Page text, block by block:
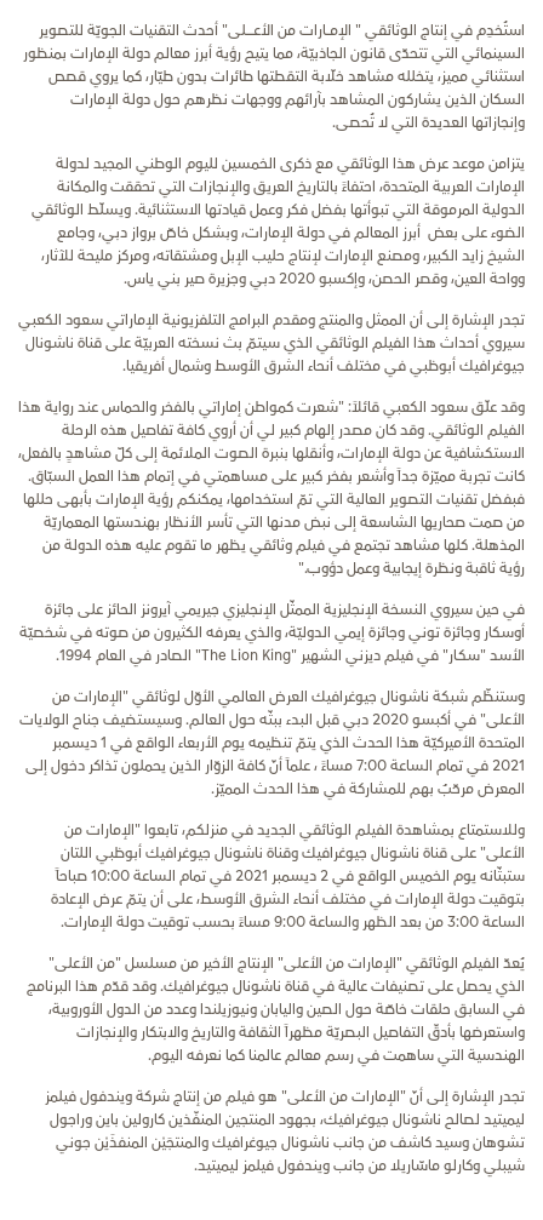
استُخدِم في إنتاج الوثائقي " الإمـــارات من الأعــــــلى" أحدث التقنيات الجويّة للتصوير
السينمائي التي تتحدّى قانون الجاذبيّة، مما يتيح رؤية أبرز معالم دولة الإمارات بمنظور
استثنائي مميز، يتخلله مشاهد خلّابة التقطتها طائرات بدون طيّار، كما يروي قصص
السكان الذين يشاركون المشاهد بآرائهم ووجهات نظرهم حول دولة الإمارات
وإنجازاتها العديدة التي لا تُحصى.
يتزامن موعد عرض هذا الوثائقي مع ذكرى الخمسين لليوم الوطني المجيد لدولة
الإمارات العربية المتحدة، احتفاءً بالتاريخ العريق والإنجازات التي تحققت والمكانة
الدولية المرموقة التي تبوأتها بفضل فكر وعمل قيادتها الاستثنائية. ويسلّط الوثائقي
الضوء على بعض أبرز المعالم في دولة الإمارات، وبشكل خاصّ برواز دبي، وجامع
الشيخ زايد الكبير، ومصنع الإمارات لإنتاج حليب الإبل ومشتقاته، ومركز مليحة للآثار،
وواحة العين، وقصر الحصن، وإكسبو 2020 دبي وجزيرة صير بني ياس.
تجدر الإشارة إلى أن الممثل والمنتج ومقدم البرامج التلفزيونية الإماراتي سعود الكعبي
سيروي أحداث هذا الفيلم الوثائقي الذي سيتمّ بث نسخته العربيّة على قناة ناشونال
جيوغرافيك أبوظبي في مختلف أنحاء الشرق الأوسط وشمال أفريقيا.
وقد علّق سعود الكعبي قائلاً: "شعرت كمواطن إماراتي بالفخر والحماس عند رواية هذا
الفيلم الوثائقي. وقد كان مصدر إلهام كبير لي أن أروي كافة تفاصيل هذه الرحلة
الاستكشافية عن دولة الإمارات، وأنقلها بنبرة الصوت الملائمة إلى كلّ مشاهدٍ بالفعل،
كانت تجربة مميّزة جداً وأشعر بفخر كبير على مساهمتي في إتمام هذا العمل السبّاق.
فبفضل تقنيات التصوير العالية التي تمّ استخدامها، يمكنكم رؤية الإمارات بأبهى حللها
من صمت صحاريها الشاسعة إلى نبض مدنها التي تأسر الأنظار بهندستها المعماريّة
المذهلة. كلها مشاهد تجتمع في فيلم وثائقي يظهر ما تقوم عليه هذه الدولة من
رؤية ثاقبة ونظرة إيجابية وعمل دؤوب."
في حين سيروي النسخة الإنجليزية الممثّل الإنجليزي جيريمي آيرونز الحائز على جائزة
أوسكار وجائزة توني وجائزة إيمي الدوليّة، والذي يعرفه الكثيرون من صوته في شخصيّة
الأسد "سكـار" في فيلم ديزني الشهير "The Lion King" الصادر في العام 1994.
وستنظّم شبكة ناشونال جيوغرافيك العرض العالمي الأوّل لوثائقي "الإمارات من
الأعلى" في أكبسو 2020 دبي قبل البدء ببثّه حول العالم. وسيستضيف جناح الولايات
المتحدة الأميركيّة هذا الحدث الذي يتمّ تنظيمه يوم الأربعاء الواقع في 1 ديسمبر
2021 في تمام الساعة 7:00 مساءً ، علماً أنّ كافة الزوّار الذين يحملون تذاكر دخول إلى
المعرض مرحّبٌ بهم للمشاركة في هذا الحدث المميّز.
وللاستمتاع بمشاهدة الفيلم الوثائقي الجديد في منزلكم، تابعوا "الإمارات من
الأعلى" على قناة ناشونال جيوغرافيك وقناة ناشونال جيوغرافيك أبوظبي اللتان
ستبثّانه يوم الخميس الواقع في 2 ديسمبر 2021 في تمام الساعة 10:00 صباحاً
بتوقيت دولة الإمارات في مختلف أنحاء الشرق الأوسط، على أن يتمّ عرض الإعادة
الساعة 3:00 من بعد الظهر والساعة 9:00 مساءً بحسب توقيت دولة الإمارات.
يُعدّ الفيلم الوثائقي "الإمارات من الأعلى" الإنتاج الأخير من مسلسل "من الأعلى"
الذي يحصل على تصنيفات عالية في قناة ناشونال جيوغرافيك. وقد قدّم هذا البرنامج
في السابق حلقات خاصّة حول الصين واليابان ونيوزيلندا وعدد من الدول الأوروبية،
واستعرضها بأدقّ التفاصيل البصريّة مظهراً الثقافة والتاريخ والابتكار والإنجازات
الهندسية التي ساهمت في رسم معالم عالمنا كما نعرفه اليوم.
تجدر الإشارة إلى أنّ "الإمارات من الأعلى" هو فيلم من إنتاج شركة ويندفول فيلمز
ليميتيد لصالح ناشونال جيوغرافيك، بجهود المنتجين المنفّذين كارولين باين وراجول
تشوهان وسيد كاشف من جانب ناشونال جيوغرافيك والمنتجَيْن المنفذَيْن جوني
شيبلي وكارلو ماسّاريلا من جانب ويندفول فيلمز ليميتيد.